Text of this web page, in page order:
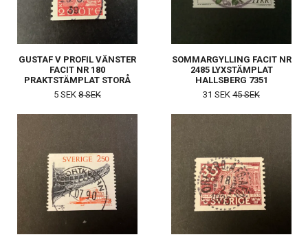
GUSTAF V PROFIL VÄNSTER
FACIT NR 180
PRAKTSTÄMPLAT STORÅ
5 SEK 8 SEK
SOMMARGYLLING FACIT NR
2485 LYXSTÄMPLAT
HALLSBERG 7351
31 SEK 45 SEK